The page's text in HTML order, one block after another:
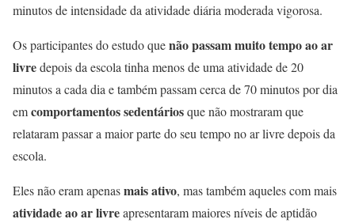
minutos de intensidade da atividade diária moderada vigorosa.
Os participantes do estudo quenão passam muito tempo ao ar
livredepois da escola tinha menos de uma atividade de 20
minutos a cada dia e também passam cerca de 70 minutos por dia
emcomportamentos sedentáriosque não mostraram que
relataram passar a maior parte do seu tempo no ar livre depois da
escola.
Eles não eram apenasmais ativo, mas também aqueles com mais
atividade ao ar livreapresentaram maiores níveis de aptidão